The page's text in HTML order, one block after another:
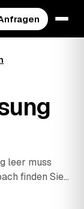
leer muss
finden Sie
kurze